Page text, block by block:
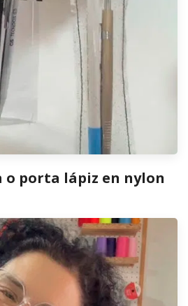
porta lápiz en nylon